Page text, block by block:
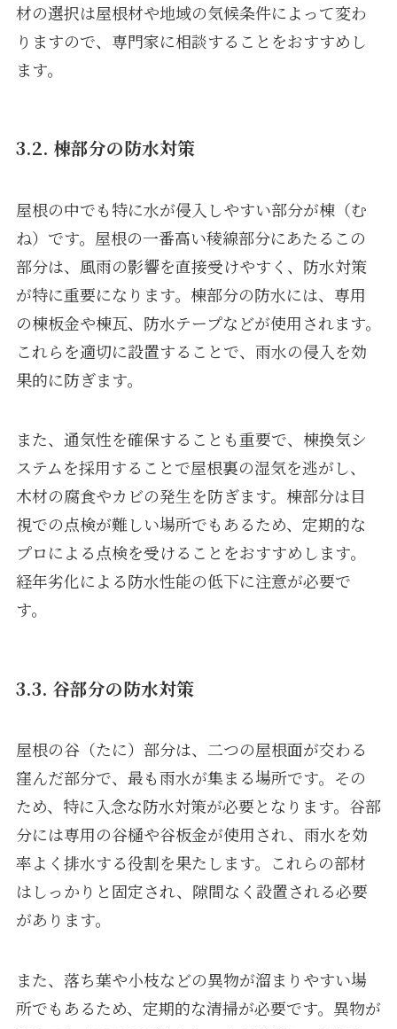
材の選択は屋根材や地域の気候条件によって変わ
りますので、専門家に相談することをおすすめし
ます。
3.2. 棟部分の防水対策
屋根の中でも特に水が侵入しやすい部分が棟（む
ね）です。屋根の一番高い稜線部分にあたるこの
部分は、風雨の影響を直接受けやすく、防水対策
が特に重要になります。棟部分の防水には、専用
の棟板金や棟瓦、防水テープなどが使用されます。
これらを適切に設置することで、雨水の侵入を効
果的に防ぎます。
また、通気性を確保することも重要で、棟換気シ
ステムを採用することで屋根裏の湿気を逃がし、
木材の腐食やカビの発生を防ぎます。棟部分は目
視での点検が難しい場所でもあるため、定期的な
プロによる点検を受けることをおすすめします。
経年劣化による防水性能の低下に注意が必要で
す。
3.3. 谷部分の防水対策
屋根の谷（たに）部分は、二つの屋根面が交わる
窪んだ部分で、最も雨水が集まる場所です。その
ため、特に入念な防水対策が必要となります。谷部
分には専用の谷樋や谷板金が使用され、雨水を効
率よく排水する役割を果たします。これらの部材
はしっかりと固定され、隙間なく設置される必要
があります。
また、落ち葉や小枝などの異物が溜まりやすい場
所でもあるため、定期的な清掃が必要です。異物が